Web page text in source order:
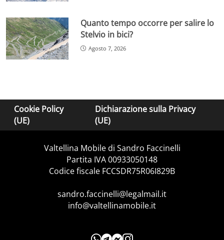
Quanto tempo occorre per salire lo
Stelvio in bici?
Agosto 7, 2026
Cookie Policy
(UE)
Dichiarazione sulla Privacy
(UE)
Valtellina Mobile di Sandro Faccinelli
Partita IVA 00933050148
Codice fiscale FCCSDR75R06I829B
sandro.faccinelli@legalmail.it
info@valtellinamobile.it